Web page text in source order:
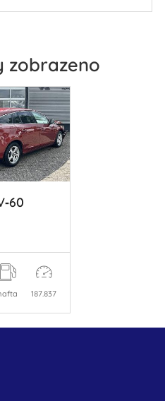
zobrazeno
187.837